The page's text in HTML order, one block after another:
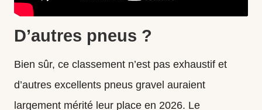
D’autres pneus ?
Bien sûr, ce classement n’est pas exhaustif et
d’autres excellents pneus gravel auraient
largement mérité leur place en 2026. Le